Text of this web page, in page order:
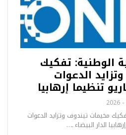
الوطنية: تفكيك
الدعوات
تنظيما إرهابيا
مخيمات تيندوف وتزايد الدعوات
الدار البيضاء ـ…